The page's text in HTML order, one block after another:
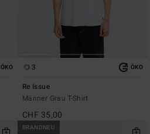
ÖKO 3 ÖKO
Re Issue
Männer Grau T-Shirt
CHF 35,00
BRANDNEU